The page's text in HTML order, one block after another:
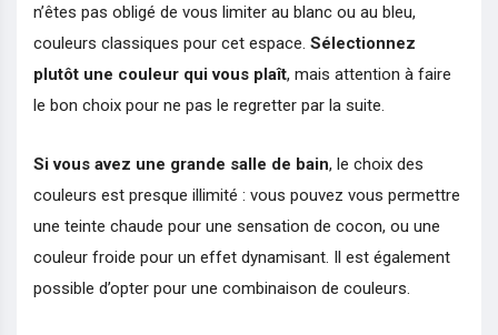
n’êtes pas obligé de vous limiter au blanc ou au bleu,
couleurs classiques pour cet espace. Sélectionnez
plutôt une couleur qui vous plaît, mais attention à faire
le bon choix pour ne pas le regretter par la suite.
Si vous avez une grande salle de bain, le choix des
couleurs est presque illimité : vous pouvez vous permettre
une teinte chaude pour une sensation de cocon, ou une
couleur froide pour un effet dynamisant. Il est également
possible d’opter pour une combinaison de couleurs.